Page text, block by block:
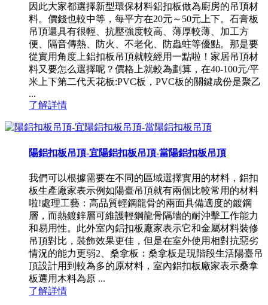
因此大家都選擇新型環保材料鋁扣板做為廚房的吊頂材
料。價錢也較中等，每平方在20元～50元上下。石膏板
吊頂還具有很輕、抗壓強度較高、薄厚較薄、加工方
便、隔音傳熱、防火、不老化、防蟲蛀等優點。那是要
從實用角度上鋁扣板吊頂就較經用一點啦！家居吊頂材
料又要怎么選擇呢？價格上就較為劃算，在40-100元/平
米上下第二代天花板:PVC板，PVC板的關鍵成份是聚乙
...
了解詳情
陽鋁扣板吊頂-宜陽鋁扣板吊頂-當陽鋁扣板吊頂
我們可以根據需要在不同的區域選擇實用的材料，鋁扣
板生產廠家表示例如陽臺吊頂就有兩個比較常用的材料
啦!處理工藝：高品質輕鋼龍骨的兩面具備適度的鍍鋼
層，而熱鍍鋅層可維護輕鋼龍骨隔墻的耐沖擊工作能力
和易用性。此外室內鋁扣板廠家表示它和金屬材料裝修
吊頂對比，裝飾效果更佳，但是在室外使用相對抗惡劣
情況的能力更弱2、桑拿板：桑拿板是現階段生活陽臺吊
頂設計用到較為多的原材料，室內鋁扣板廠家表示桑拿
板選用木料為原 ...
了解詳情